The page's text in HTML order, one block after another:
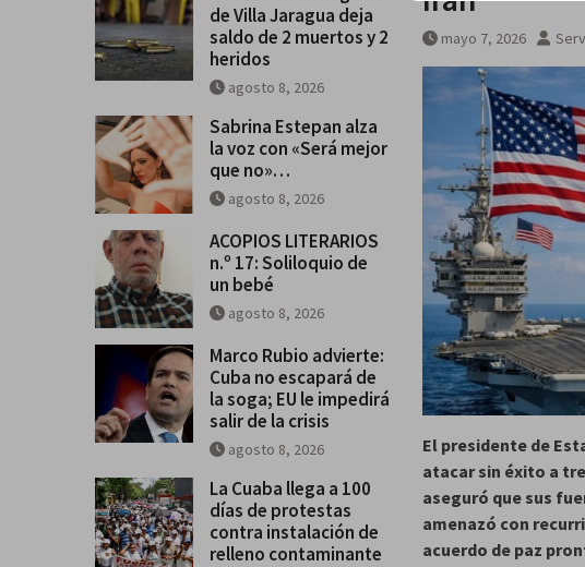
mayo 7, 2026
El presidente de
atacar sin éxito a
aseguró que sus
amenazó con
acuerdo de paz
de Villa Jaragua deja
saldo de 2 muertos y 2
heridos
agosto 8, 2026
Sabrina Estepan alza
la voz con «Será mejor
que no»…
agosto 8, 2026
ACOPIOS LITERARIOS
n.º 17: Soliloquio de
un bebé
agosto 8, 2026
Marco Rubio advierte:
Cuba no escapará de
la soga; EU le impedirá
salir de la crisis
agosto 8, 2026
La Cuaba llega a 100
días de protestas
contra instalación de
relleno contaminante